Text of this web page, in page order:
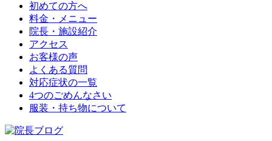
初めての方へ
料金・メニュー
院長・施設紹介
アクセス
お客様の声
よくある質問
対応症状の一覧
4つのごめんなさい
服装・持ち物について